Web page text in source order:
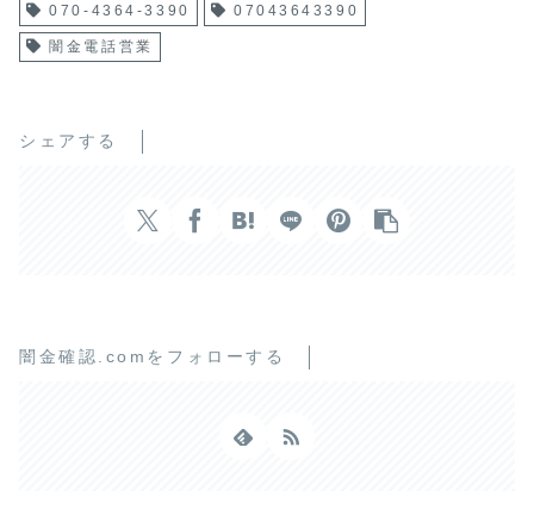
070-4364-3390 07043643390
闇金電話営業
シェアする
闇金確認.comをフォローする